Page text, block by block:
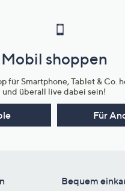
Mobil shoppen
für Smartphone, Tablet & Co.
und überall live dabei sein!
Für
Bequem